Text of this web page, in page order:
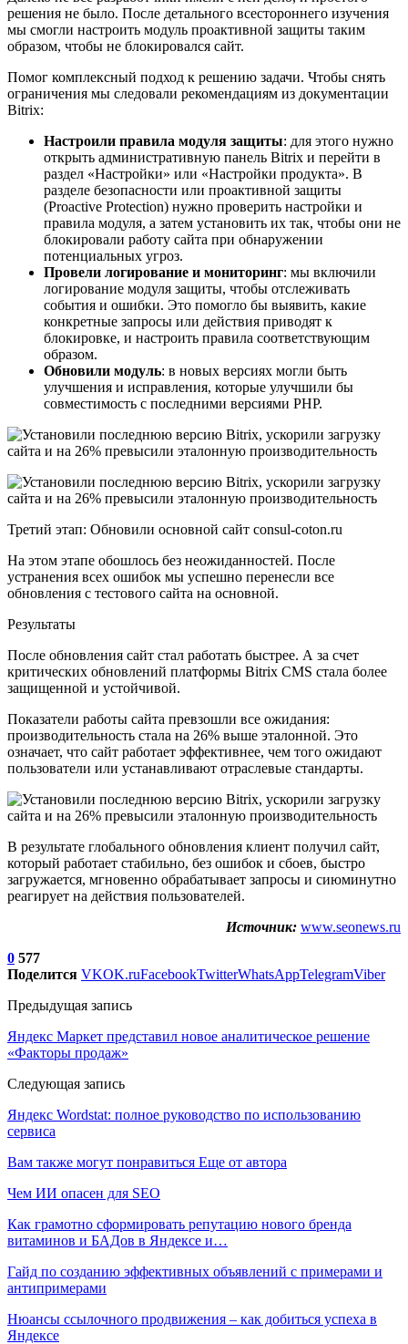
решения не было. После детального всестороннего изучения
мы смогли настроить модуль проактивной защиты таким
образом, чтобы не блокировался сайт.
Помог комплексный подход к решению задачи. Чтобы снять
ограничения мы следовали рекомендациям из документации
Bitrix:
Настроили правила модуля защиты: для этого нужно
открыть административную панель Bitrix и перейти в
раздел «Настройки» или «Настройки продукта». В
разделе безопасности или проактивной защиты
(Proactive Protection) нужно проверить настройки и
правила модуля, а затем установить их так, чтобы они не
блокировали работу сайта при обнаружении
потенциальных угроз.
Провели логирование и мониторинг: мы включили
логирование модуля защиты, чтобы отслеживать
события и ошибки. Это помогло бы выявить, какие
конкретные запросы или действия приводят к
блокировке, и настроить правила соответствующим
образом.
Обновили модуль: в новых версиях могли быть
улучшения и исправления, которые улучшили бы
совместимость с последними версиями PHP.
Третий этап: Обновили основной сайт consul-coton.ru
На этом этапе обошлось без неожиданностей. После
устранения всех ошибок мы успешно перенесли все
обновления с тестового сайта на основной.
Результаты
После обновления сайт стал работать быстрее. А за счет
критических обновлений платформы Bitrix CMS стала более
защищенной и устойчивой.
Показатели работы сайта превзошли все ожидания:
производительность стала на 26% выше эталонной. Это
означает, что сайт работает эффективнее, чем того ожидают
пользователи или устанавливают отраслевые стандарты.
В результате глобального обновления клиент получил сайт,
который работает стабильно, без ошибок и сбоев, быстро
загружается, мгновенно обрабатывает запросы и сиюминутно
реагирует на действия пользователей.
Источник: www.seonews.ru
0 577
Поделится VKOK.ruFacebookTwitterWhatsAppTelegramViber
Предыдущая запись
Яндекс Маркет представил новое аналитическое решение
«Факторы продаж»
Следующая запись
Яндекс Wordstat: полное руководство по использованию
сервиса
Вам также могут понравиться Еще от автора
Чем ИИ опасен для SEO
Как грамотно сформировать репутацию нового бренда
витаминов и БАДов в Яндексе и…
Гайд по созданию эффективных объявлений с примерами и
антипримерами
Нюансы ссылочного продвижения – как добиться успеха в
Яндексе